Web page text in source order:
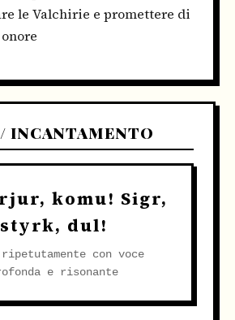
le Valchirie e promettere di
INCANTAMENTO
komu! Sigr,
styrk, dul!
ripetutamente con voce
e risonante